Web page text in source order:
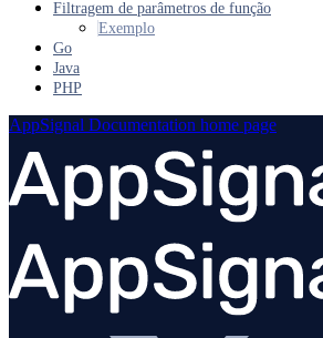
Filtragem de parâmetros de função
Exemplo
Go
Java
PHP
AppSignal Documentation home page